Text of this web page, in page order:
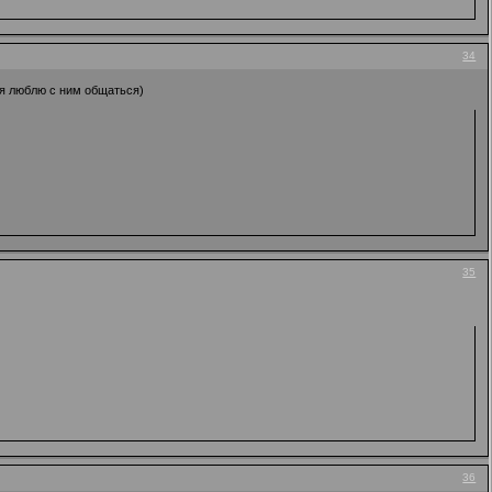
34
люблю с ним общаться)
35
36